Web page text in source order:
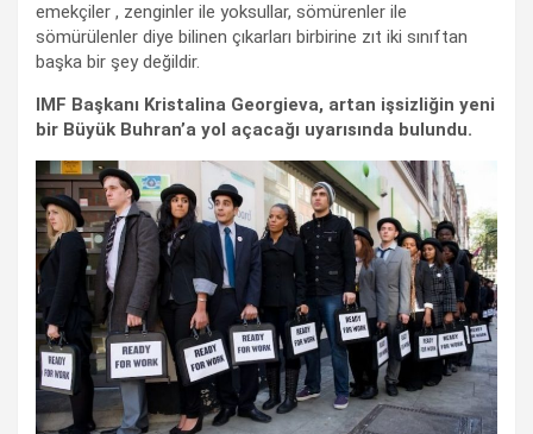
emekçiler , zenginler ile yoksullar, sömürenler ile
sömürülenler diye bilinen çıkarları birbirine zıt iki sınıftan
başka bir şey değildir.
IMF Başkanı Kristalina Georgieva, artan işsizliğin yeni
bir Büyük Buhran’a yol açacağı uyarısında bulundu.